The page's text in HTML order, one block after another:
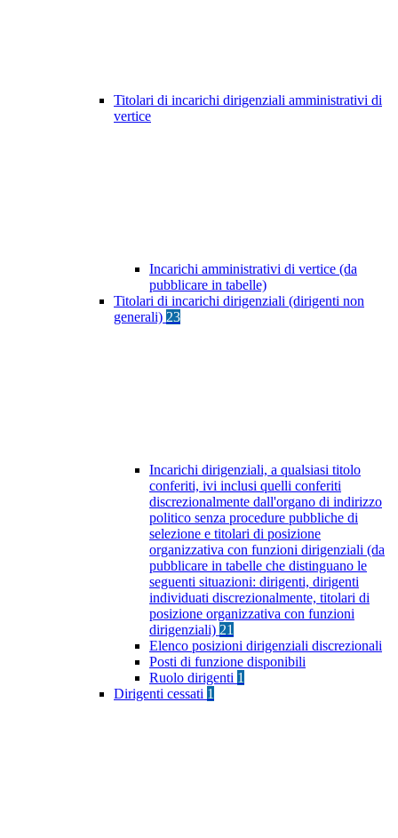
Titolari di incarichi dirigenziali amministrativi di
vertice
Incarichi amministrativi di vertice (da
pubblicare in tabelle)
Titolari di incarichi dirigenziali (dirigenti non
generali) 23
Incarichi dirigenziali, a qualsiasi titolo
conferiti, ivi inclusi quelli conferiti
discrezionalmente dall'organo di indirizzo
politico senza procedure pubbliche di
selezione e titolari di posizione
organizzativa con funzioni dirigenziali (da
pubblicare in tabelle che distinguano le
seguenti situazioni: dirigenti, dirigenti
individuati discrezionalmente, titolari di
posizione organizzativa con funzioni
dirigenziali) 21
Elenco posizioni dirigenziali discrezionali
Posti di funzione disponibili
Ruolo dirigenti 1
Dirigenti cessati 1